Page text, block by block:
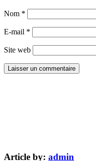
Nom *
E-mail *
Site web
Article by: admin